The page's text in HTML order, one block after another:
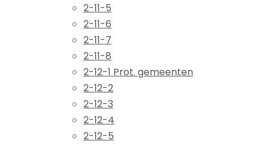
2-11-5
2-11-6
2-11-7
2-11-8
2-12-1 Prot. gemeenten
2-12-2
2-12-3
2-12-4
2-12-5